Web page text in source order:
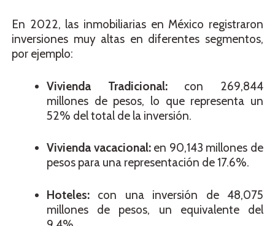
En 2022, las inmobiliarias en México registraron
inversiones muy altas en diferentes segmentos,
por ejemplo:
Vivienda Tradicional: con 269,844
millones de pesos, lo que representa un
52% del total de la inversión.
Vivienda vacacional: en 90,143 millones de
pesos para una representación de 17.6%.
Hoteles: con una inversión de 48,075
millones de pesos, un equivalente del